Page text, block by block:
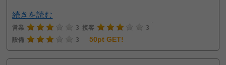
続きを読む
営業 3 接客
3
設備
3 50pt GET!